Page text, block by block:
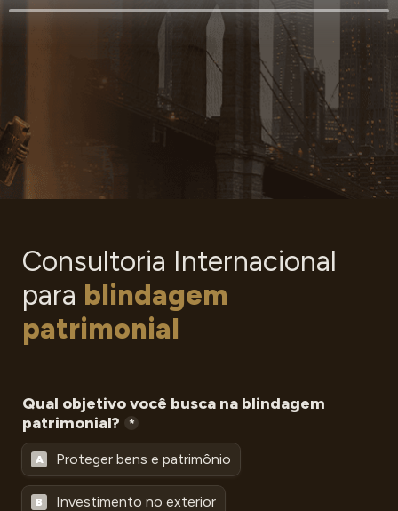
Consultoria Internacional
para blindagem
patrimonial
Qual objetivo você busca na blindagem
patrimonial?
*
A Proteger bens e patrimônio
B Investimento no exterior